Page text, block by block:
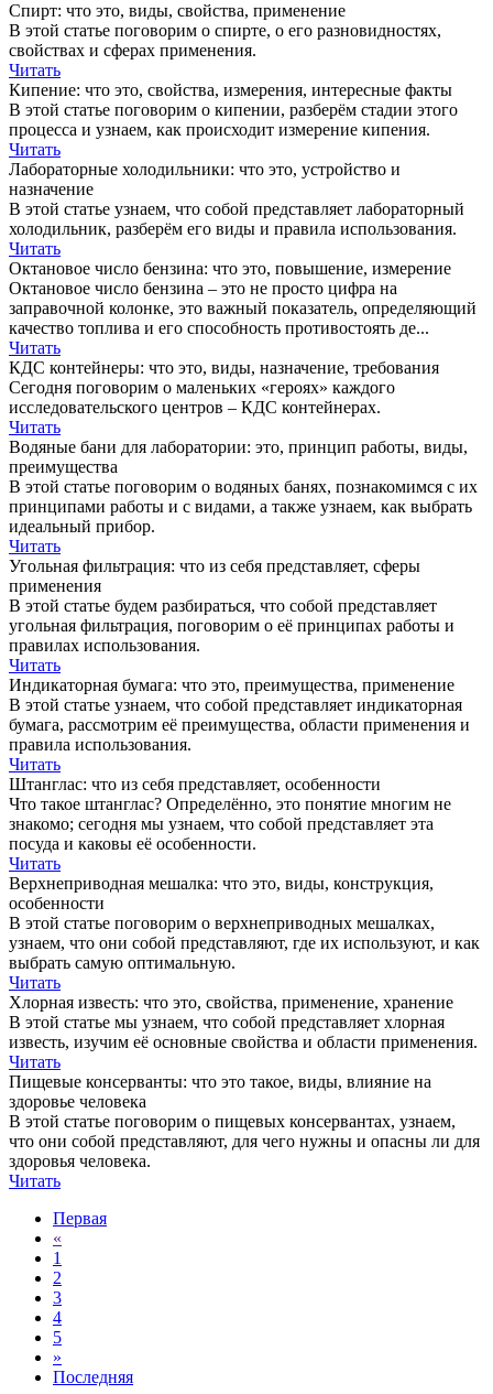
Спирт: что это, виды, свойства, применение
В этой статье поговорим о спирте, о его разновидностях,
свойствах и сферах применения.
Читать
Кипение: что это, свойства, измерения, интересные факты
В этой статье поговорим о кипении, разберём стадии этого
процесса и узнаем, как происходит измерение кипения.
Читать
Лабораторные холодильники: что это, устройство и
назначение
В этой статье узнаем, что собой представляет лабораторный
холодильник, разберём его виды и правила использования.
Читать
Октановое число бензина: что это, повышение, измерение
Октановое число бензина – это не просто цифра на
заправочной колонке, это важный показатель, определяющий
качество топлива и его способность противостоять де...
Читать
КДС контейнеры: что это, виды, назначение, требования
Сегодня поговорим о маленьких «героях» каждого
исследовательского центров – КДС контейнерах.
Читать
Водяные бани для лаборатории: это, принцип работы, виды,
преимущества
В этой статье поговорим о водяных банях, познакомимся с их
принципами работы и с видами, а также узнаем, как выбрать
идеальный прибор.
Читать
Угольная фильтрация: что из себя представляет, сферы
применения
В этой статье будем разбираться, что собой представляет
угольная фильтрация, поговорим о её принципах работы и
правилах использования.
Читать
Индикаторная бумага: что это, преимущества, применение
В этой статье узнаем, что собой представляет индикаторная
бумага, рассмотрим её преимущества, области применения и
правила использования.
Читать
Штанглас: что из себя представляет, особенности
Что такое штанглас? Определённо, это понятие многим не
знакомо; сегодня мы узнаем, что собой представляет эта
посуда и каковы её особенности.
Читать
Верхнеприводная мешалка: что это, виды, конструкция,
особенности
В этой статье поговорим о верхнеприводных мешалках,
узнаем, что они собой представляют, где их используют, и как
выбрать самую оптимальную.
Читать
Хлорная известь: что это, свойства, применение, хранение
В этой статье мы узнаем, что собой представляет хлорная
известь, изучим её основные свойства и области применения.
Читать
Пищевые консерванты: что это такое, виды, влияние на
здоровье человека
В этой статье поговорим о пищевых консервантах, узнаем,
что они собой представляют, для чего нужны и опасны ли для
здоровья человека.
Читать
Первая
«
1
2
3
4
5
»
Последняя